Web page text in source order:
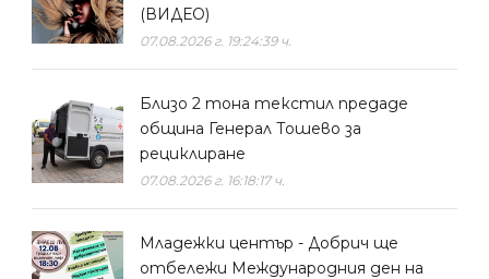
(ВИДЕО)
07.08.2026 г. 19:24:39 ч.
Близо 2 тона текстил предаде
община Генерал Тошево за
рециклиране
07.08.2026 г. 16:18:17 ч.
Младежки център - Добрич ще
отбележи Международния ден на